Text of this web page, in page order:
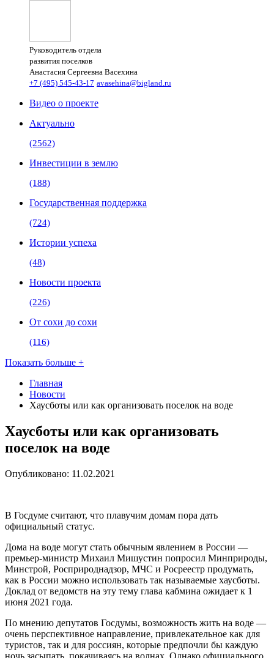
Руководитель отдела
развития поселков
Анастасия Сергеевна Васехина
+7 (495) 545-43-17 avasehina@bigland.ru
Видео о проекте
Актуально
(2562)
Инвестиции в землю
(188)
Государственная поддержка
(724)
Истории успеха
(48)
Новости проекта
(226)
От сохи до сохи
(116)
Показать больше +
Главная
Новости
Хаусботы или как организовать поселок на воде
Хаусботы или как организовать
поселок на воде
Опубликовано: 11.02.2021
В Госдуме считают, что плавучим домам пора дать
официальный статус.
Дома на воде могут стать обычным явлением в России —
премьер-министр Михаил Мишустин попросил Минприроды,
Минстрой, Росприроднадзор, МЧС и Росреестр продумать,
как в России можно использовать так называемые хаусботы.
Доклад от ведомств на эту тему глава кабмина ожидает к 1
июня 2021 года.
По мнению депутатов Госдумы, возможность жить на воде —
очень перспективное направление, привлекательное как для
туристов, так и для россиян, которые предпочли бы каждую
ночь засыпать, покачиваясь на волнах. Однако официального